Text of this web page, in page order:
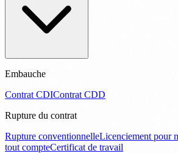
Embauche
Contrat CDIContrat CDD
Rupture du contrat
Rupture conventionnelleLicenciement pour
tout compteCertificat de travail